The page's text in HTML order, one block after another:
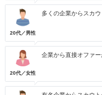
20代／男性
多くの企業からスカウ
20代／女性
企業から直接オファー